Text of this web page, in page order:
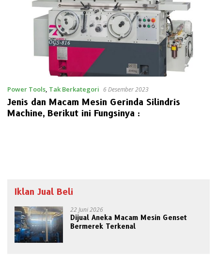
Power Tools, Tak Berkategori 6 Desember 2023
Jenis dan Macam Mesin Gerinda Silindris
Machine, Berikut ini Fungsinya :
Iklan Jual Beli
22 Juni 2026
Dijual Aneka Macam Mesin Genset
Bermerek Terkenal